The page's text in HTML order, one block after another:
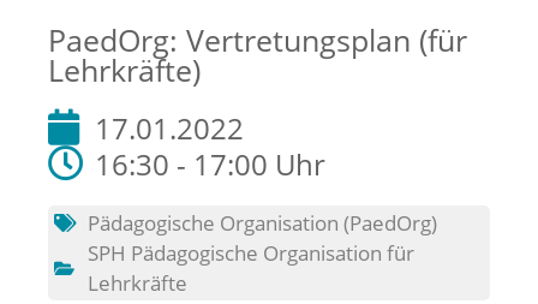
PaedOrg: Vertretungsplan (für
Lehrkräfte)
17.01.2022
16:30 - 17:00 Uhr
Pädagogische Organisation (PaedOrg)
SPH Pädagogische Organisation für
Lehrkräfte